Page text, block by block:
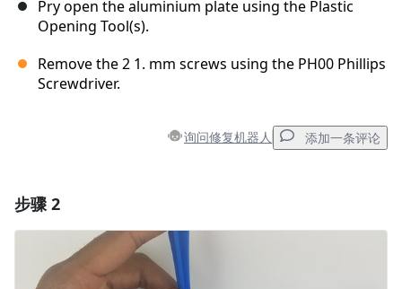
Pry open the aluminium plate using the Plastic
Opening Tool(s).
Remove the 2 1. mm screws using the PH00 Phillips
Screwdriver.
询问修复机器人 添加一条评论
添加评论
步骤 2